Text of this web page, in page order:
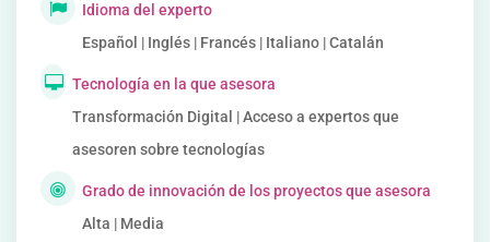
Idioma del experto
Español | Inglés | Francés | Italiano | Catalán
Tecnología en la que asesora
Transformación Digital | Acceso a expertos que
asesoren sobre tecnologías
Grado de innovación de los proyectos que asesora
Alta | Media